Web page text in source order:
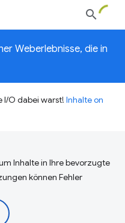
Weberlebnisse, die in
I/O dabei warst! Inhalte on
Inhalte in Ihre bevorzugte
können Fehler